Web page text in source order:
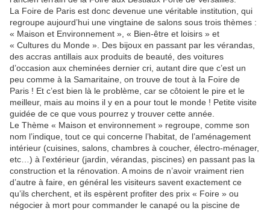
La Foire de Paris est donc devenue une véritable institution, qui
regroupe aujourd’hui une vingtaine de salons sous trois thèmes :
« Maison et Environnement », « Bien-être et loisirs » et
« Cultures du Monde ». Des bijoux en passant par les vérandas,
des accras antillais aux produits de beauté, des voitures
d’occasion aux cheminées dernier cri, autant dire que c’est un
peu comme à la Samaritaine, on trouve de tout à la Foire de
Paris ! Et c’est bien là le problème, car se côtoient le pire et le
meilleur, mais au moins il y en a pour tout le monde ! Petite visite
guidée de ce que vous pourrez y trouver cette année.
Le Thème « Maison et environnement » regroupe, comme son
nom l’indique, tout ce qui concerne l’habitat, de l’aménagement
intérieur (cuisines, salons, chambres à coucher, électro-ménager,
etc…) à l’extérieur (jardin, vérandas, piscines) en passant pas la
construction et la rénovation. A moins de n’avoir vraiment rien
d’autre à faire, en général les visiteurs savent exactement ce
qu’ils cherchent, et ils espèrent profiter des prix « Foire » ou
négocier à mort pour commander le canapé ou la piscine de